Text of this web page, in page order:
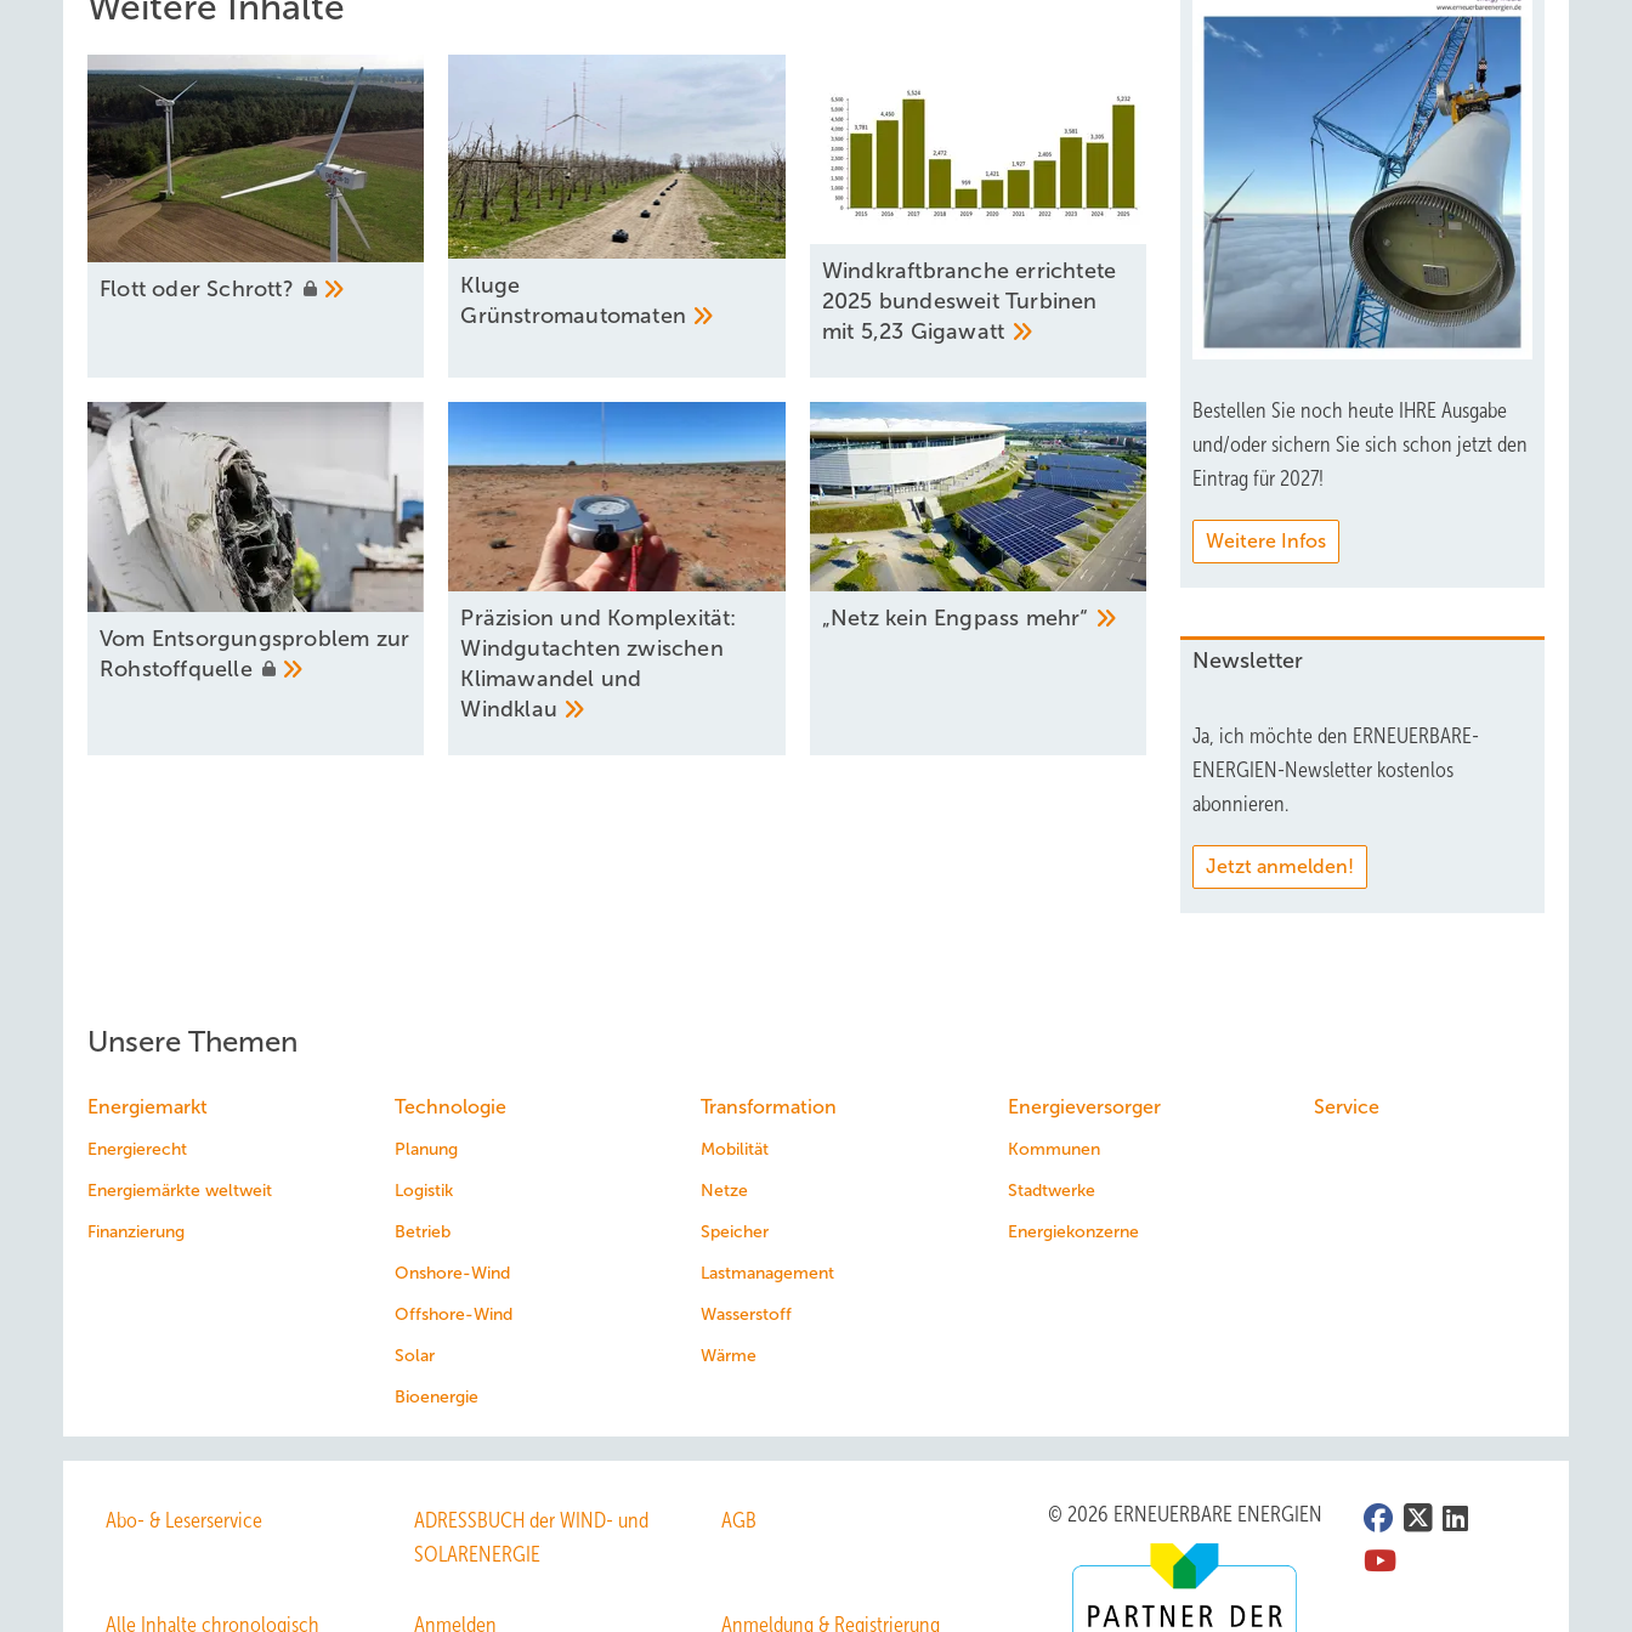
F lott oder Schrott?
Kl uge
Grünstromautomaten
Windkraftbranche errichtete
2025 bundesweit Turbinen
mit 5,23 Gigawatt
Vom Entsorgungsproblem zur
Rohstoffquelle
Präzision und Komplexität:
Windgutachten zwischen
Klimawandel und
Windklau
„Netz kein Engpass mehr“
Bestellen Sie noch heute IHRE Ausgabe
und/oder sichern Sie sich schon jetzt den
Eintrag für 2027!
Weitere Infos
Newsletter
Ja, ich möchte den ERNEUERBARE-
ENERGIEN-Newsletter kostenlos
abonnieren.
Jetzt anmelden!
Unsere Themen
Energiemarkt
Energierecht
Energiemärkte weltweit
Finanzierung
Technologie
Planung
Logistik
Betrieb
Onshore-Wind
Offshore-Wind
Solar
Bioenergie
Transformation
Mobilität
Netze
Speicher
Lastmanagement
Wasserstoff
Wärme
Energieversorger
Kommunen
Stadtwerke
Energiekonzerne
Service
Abo- & Leserservice
ADRESSBUCH der WIND- und
SOLARENERGIE
AGB
Alle Inhalte chronologisch Anmelden Anmeldung & Registrierung
© 2026 ERNEUERBARE ENERGIEN